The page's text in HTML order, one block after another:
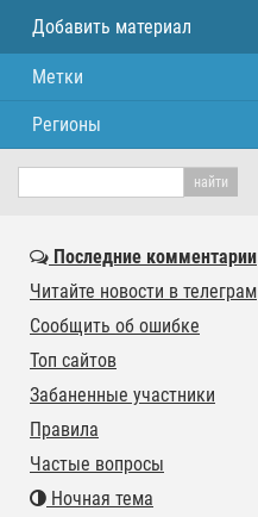
Добавить материал
Метки
Регионы
Последние комментарии
Читайте новости в телеграм
Сообщить об ошибке
Топ сайтов
Забаненные участники
Правила
Частые вопросы
Ночная тема